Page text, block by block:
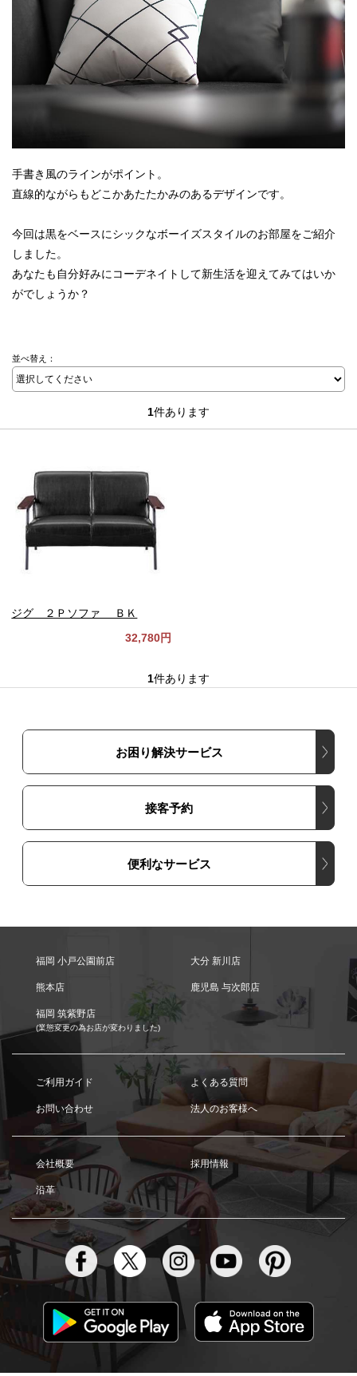
手書き風のラインがポイント。
直線的ながらもどこかあたたかみのあるデザインです。
今回は黒をベースにシックなボーイズスタイルのお部屋をご紹介
しました。
あなたも自分好みにコーデネイトして新生活を迎えてみてはいか
がでしょうか？
並べ替え：
1件あります
ジグ ２Ｐソファ ＢＫ
32,780円
1件あります
お困り解決サービス
接客予約
便利なサービス
福岡 小戸公園前店 大分 新川店
熊本店 鹿児島 与次郎店
福岡 筑紫野店
(業態変更の為お店が変わりました)
ご利用ガイド よくある質問
お問い合わせ 法人のお客様へ
会社概要 採用情報
沿革